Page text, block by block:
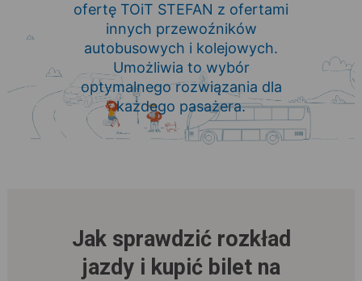
ofertę TOiT STEFAN z ofertami
innych przewoźników
autobusowych i kolejowych.
Umożliwia to wybór
optymalnego rozwiązania dla
każdego pasażera.
Jak sprawdzić rozkład
jazdy i kupić bilet na